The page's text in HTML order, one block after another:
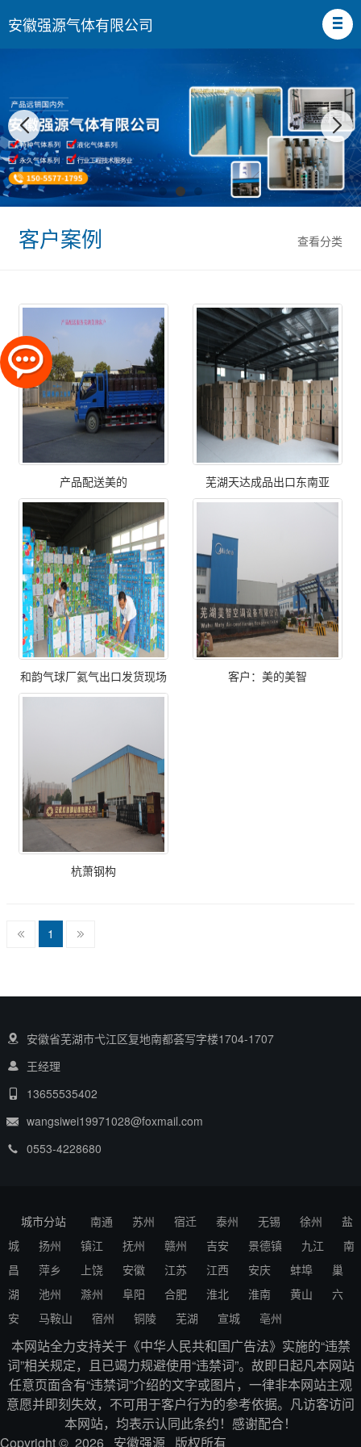
安徽强源气体有限公司
查看分类
客户案例
产品配送美的 芜湖天达成品出口东南亚
和韵气球厂氦气出口发货现场 客户：美的美智
杭萧钢构
1
安徽省芜湖市弋江区复地南都荟写字楼1704-1707
王经理
13655535402
wangsiwei19971028@foxmail.com
0553-4228680
城市分站 南通 苏州 宿迁 泰州 无锡 徐州
盐
城
扬州 镇江 抚州 赣州 吉安 景德镇 九江
南
昌
萍乡 上饶 安徽 江苏 江西 安庆 蚌埠
巢
湖
池州 滁州 阜阳 合肥 淮北 淮南 黄山
六
安
马鞍山 宿州 铜陵 芜湖 宣城 亳州
本网站全力支持关于《中华人民共和国广告法》实施的“违禁
词”相关规定，且已竭力规避使用“违禁词”。故即日起凡本网站
任意页面含有“违禁词”介绍的文字或图片，一律非本网站主观
意愿并即刻失效，不可用于客户行为的参考依据。凡访客访问
本网站，均表示认同此条约！感谢配合！
Copyright © 2026 安徽强源 版权所有